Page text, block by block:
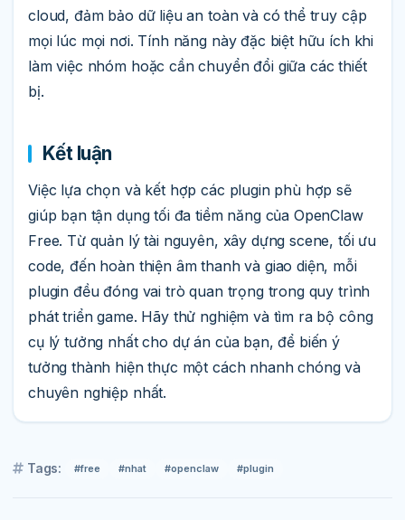
cloud, đảm bảo dữ liệu an toàn và có thể truy cập
mọi lúc mọi nơi. Tính năng này đặc biệt hữu ích khi
làm việc nhóm hoặc cần chuyển đổi giữa các thiết
bị.
Kết luận
Việc lựa chọn và kết hợp các plugin phù hợp sẽ
giúp bạn tận dụng tối đa tiềm năng của OpenClaw
Free. Từ quản lý tài nguyên, xây dựng scene, tối ưu
code, đến hoàn thiện âm thanh và giao diện, mỗi
plugin đều đóng vai trò quan trọng trong quy trình
phát triển game. Hãy thử nghiệm và tìm ra bộ công
cụ lý tưởng nhất cho dự án của bạn, để biến ý
tưởng thành hiện thực một cách nhanh chóng và
chuyên nghiệp nhất.
Tags: #free #nhat #openclaw #plugin